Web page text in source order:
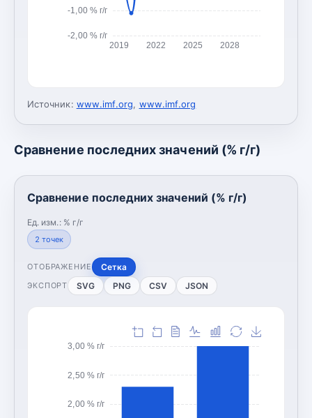
-2,00 % г/г
-1,00 % г/г
2019 2022 2025 2028
Источник: www.imf.org, www.imf.org
Сравнение последних значений (% г/г)
Сравнение последних значений (% г/г)
Ед. изм.: % г/г
2 точек
ОТОБРАЖЕНИЕ Сетка
ЭКСПОРТ SVG PNG CSV JSON
2,00 % г/г
2,50 % г/г
3,00 % г/г